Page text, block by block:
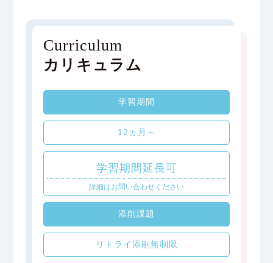
Curriculum
カリキュラム
学習期間
12ヵ月～
学習期間延長可
詳細はお問い合わせください
添削課題
リトライ添削無制限